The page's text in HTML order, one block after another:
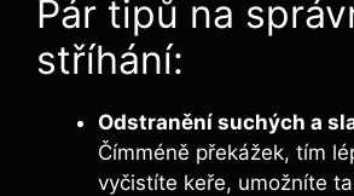
Pár tipů na
⁣stříhání:
Odstranění⁣ suchých a⁢
Čímméně překážek, tím
vyčistíte keře, ‌umožníte